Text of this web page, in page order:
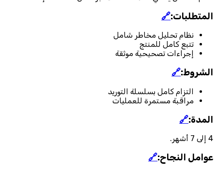
المتطلبات:🔗
نظام تحليل مخاطر شامل
تتبع كامل للمنتج
إجراءات تصحيحية موثقة
الشروط:🔗
التزام كامل بسلسلة التوريد
مراقبة مستمرة للعمليات
المدة:🔗
4 إلى 7 أشهر.
عوامل النجاح:🔗